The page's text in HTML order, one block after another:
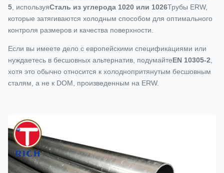
5 , используяСталь из углерода 1020 или 1026Трубы ERW,
которые затягиваются холодным способом для оптимального
контроля размеров и качества поверхности.
Если вы имеете дело с европейскими спецификациями или
нуждаетесь в бесшовных альтернатив, подумайтеEN 10305-2
хотя это обычно относится к холоднопритянутым бесшовным
сталям, а не к DOM, произведенным на ERW.